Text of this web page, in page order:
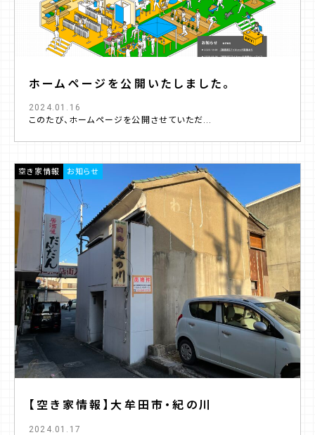
ホームページを公開いたしました。
2024.01.16
このたび、ホームページを公開させていただ...
空き家情報 お知らせ
【空き家情報】大牟田市・紀の川
2024.01.17